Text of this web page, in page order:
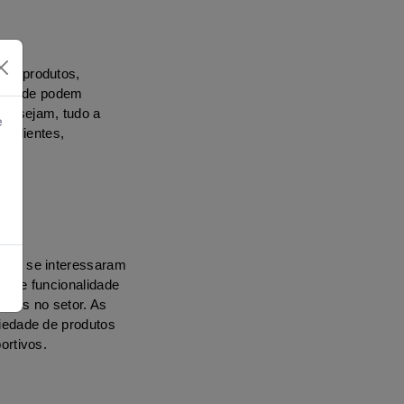
produtos,
onde podem
tudo a
clientes,
se interessaram
e funcionalidade
de produtos